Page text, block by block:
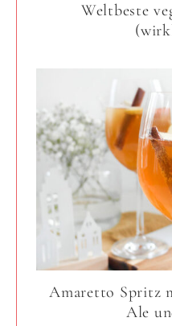
Weltbeste
Amaretto Spritz
Ale